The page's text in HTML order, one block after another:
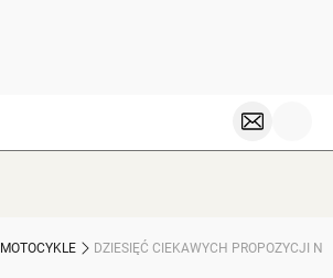
MOTOCYKLE DZIESIĘĆ CIEKAWYCH PROPOZYCJI